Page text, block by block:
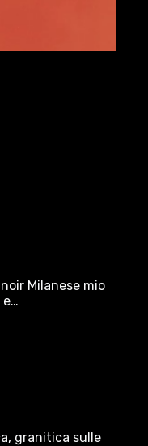
Milanese mio
e…
granitica sulle